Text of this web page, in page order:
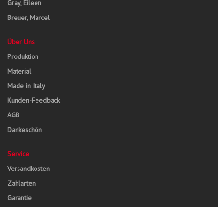
Gray, Eileen
Breuer, Marcel
Über Uns
Produktion
Material
Made in Italy
Kunden-Feedback
AGB
Dankeschön
Service
Versandkosten
Zahlarten
Garantie